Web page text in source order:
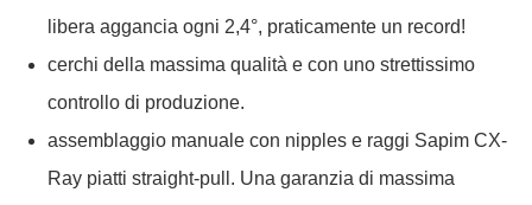
libera aggancia ogni 2,4°, praticamente un record!
cerchi della massima qualità e con uno strettissimo
controllo di produzione.
assemblaggio manuale con nipples e raggi Sapim CX-
Ray piatti straight-pull. Una garanzia di massima